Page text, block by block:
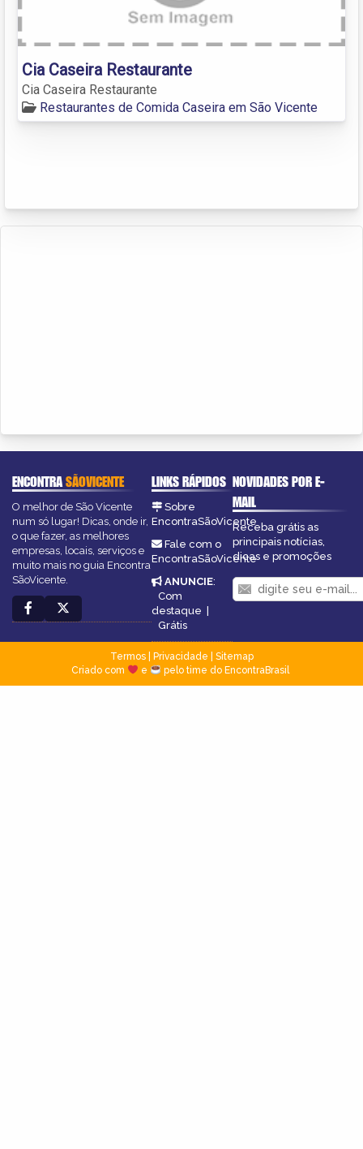
Cia Caseira Restaurante
Cia Caseira Restaurante
Restaurantes de Comida Caseira em São Vicente
ENCONTRASÃOVICENTE
O melhor de São Vicente
num só lugar! Dicas, onde ir,
o que fazer, as melhores
empresas, locais, serviços e
muito mais no guia Encontra
SãoVicente.
LINKS RÁPIDOS
Sobre
EncontraSãoVicente
Fale com o
EncontraSãoVicente
ANUNCIE:
Com
destaque |
Grátis
NOVIDADES POR E-
MAIL
Receba grátis as
principais notícias,
dicas e promoções
Termos| Privacidade
Sitemap
Criado com
e pelo time do EncontraBrasil